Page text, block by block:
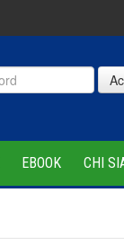
EBOOK CHI